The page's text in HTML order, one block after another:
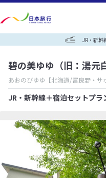
JR・新幹
碧の美ゆゆ（旧：湯元
あおのびゆゆ 【北海道/富良野・サ
JR・新幹線＋宿泊セットプラ